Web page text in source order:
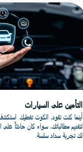
التأمين على السيارات
أينما كنت تقود، الكوت تغطيك.
لتقديم مطالباتك، سواء كان حادثاً
لك تجربة سداد سلسة.